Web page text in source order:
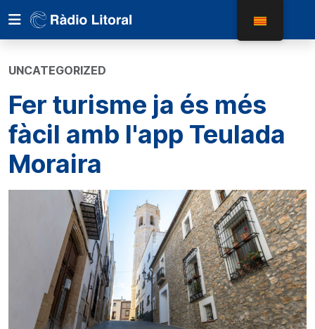
UNCATEGORIZED
Fer turisme ja és més
fàcil amb l'app Teulada
Moraira